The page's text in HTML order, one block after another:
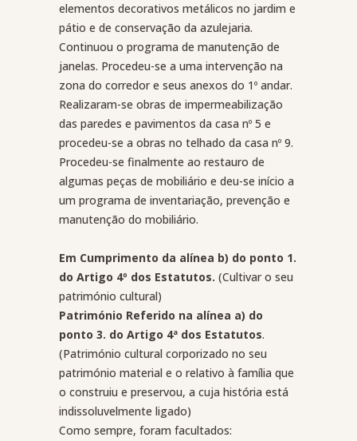
elementos decorativos metálicos no jardim e
pátio e de conservação da azulejaria.
Continuou o programa de manutenção de
janelas. Procedeu-se a uma intervenção na
zona do corredor e seus anexos do 1º andar.
Realizaram-se obras de impermeabilização
das paredes e pavimentos da casa nº 5 e
procedeu-se a obras no telhado da casa nº 9.
Procedeu-se finalmente ao restauro de
algumas peças de mobiliário e deu-se início a
um programa de inventariação, prevenção e
manutenção do mobiliário.
Em Cumprimento da alínea b) do ponto 1.
do Artigo 4º dos Estatutos. (Cultivar o seu
património cultural)
Património Referido na alínea a) do
ponto 3. do Artigo 4ª dos Estatutos.
(Património cultural corporizado no seu
património material e o relativo à família que
o construiu e preservou, a cuja história está
indissoluvelmente ligado)
Como sempre, foram facultados: